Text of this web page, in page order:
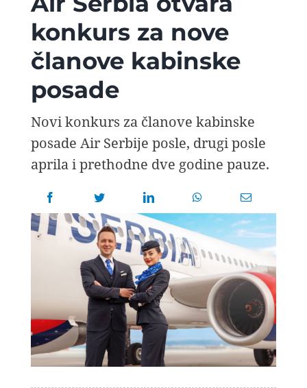
AVIOPEDIA
SPECIJAL
FOTO PRIČA
TEMA
AGENT
Search
konkurs za nove
članove kabinske
posade
Novi konkurs za članove kabinske
posade Air Serbije posle, drugi posle
aprila i prethodne dve godine pauze.